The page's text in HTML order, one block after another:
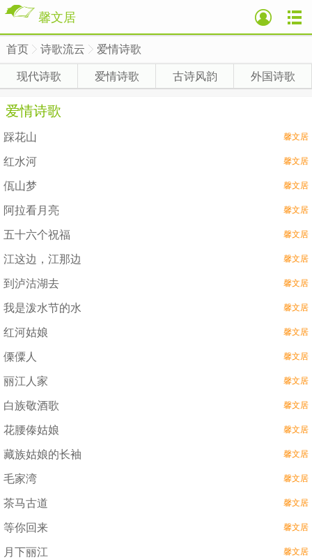
馨文居
首页 诗歌流云 爱情诗歌
现代诗歌 爱情诗歌 古诗风韵 外国诗歌
爱情诗歌
踩花山 馨文居
红水河 馨文居
佤山梦 馨文居
阿拉看月亮 馨文居
五十六个祝福 馨文居
江这边，江那边 馨文居
到泸沽湖去 馨文居
我是泼水节的水 馨文居
红河姑娘 馨文居
傈僳人 馨文居
丽江人家 馨文居
白族敬酒歌 馨文居
花腰傣姑娘 馨文居
藏族姑娘的长袖 馨文居
毛家湾 馨文居
茶马古道 馨文居
等你回来 馨文居
月下丽江 馨文居